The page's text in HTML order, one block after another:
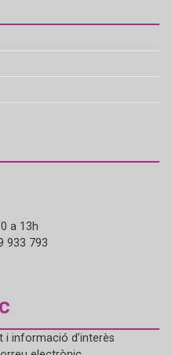
a 13h
933 793
i informació d’interès